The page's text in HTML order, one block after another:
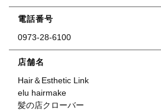
電話番号
0973-28-6100
店舗名
Hair＆Esthetic Link
elu hairmake
​​​​​​​髪の店クローバー